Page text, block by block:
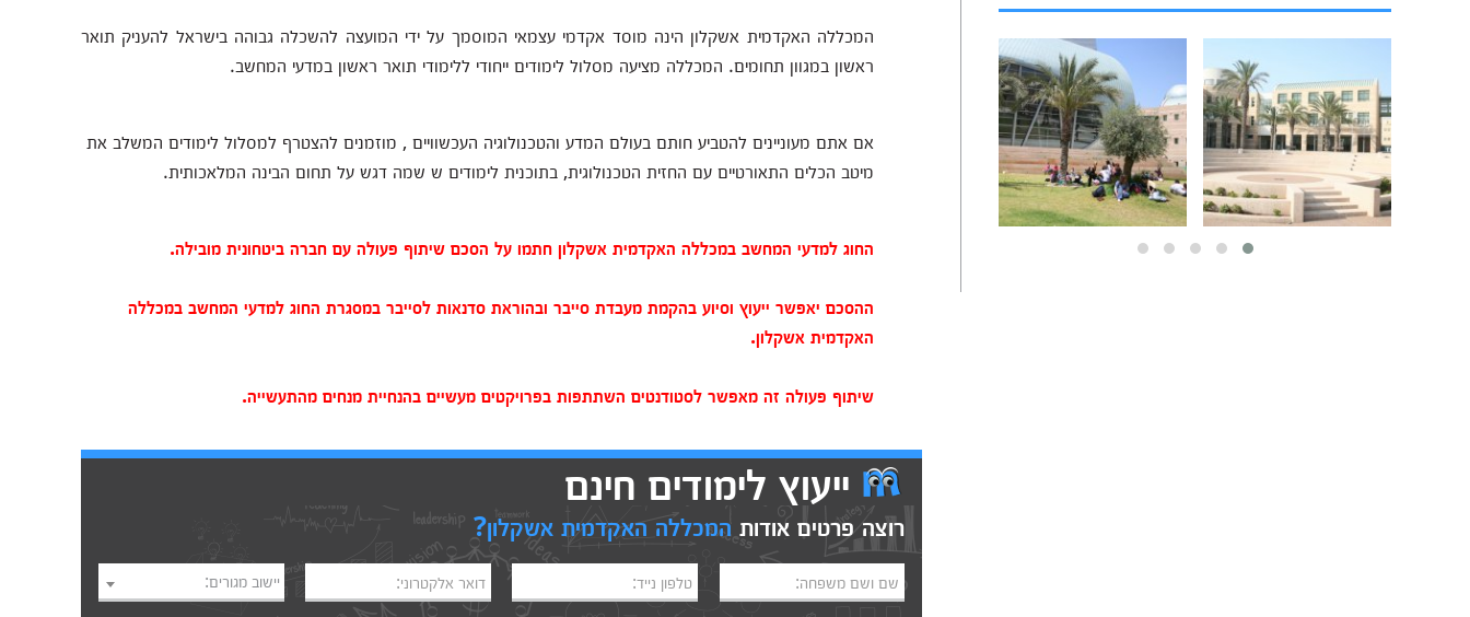
המכללה האקדמית אשקלון הינה מוסד אקדמי עצמאי המוסמך על ידי המועצה להשכלה גבוהה בישראל להעניק תואר
ראשון במגוון תחומים. המכללה מציעה מסלול לימודים ייחודי ללימודי תואר ראשון במדעי המחשב.
אם אתם מעוניינים להטביע חותם בעולם המדע והטכנולוגיה העכשוויים , מוזמנים להצטרף למסלול לימודים המשלב את
מיטב הכלים התאורטיים עם החזית הטכנולוגית, בתוכנית לימודים ש שמה דגש על תחום הבינה המלאכותית.
החוג למדעי המחשב במכללה האקדמית אשקלון חתמו על הסכם שיתוף פעולה עם חברה ביטחונית מובילה.
ההסכם יאפשר ייעוץ וסיוע בהקמת מעבדת סייבר ובהוראת סדנאות לסייבר במסגרת החוג למדעי המחשב במכללה
האקדמית אשקלון.
שיתוף פעולה זה מאפשר לסטודנטים השתתפות בפרויקטים מעשיים בהנחיית מנחים מהתעשייה.
ייעוץ לימודים חינם
רוצה פרטים אודות המכללה האקדמית אשקלון?
שם ושם משפחה: טלפון נייד: דואר אלקטרוני: יישוב מגורים: